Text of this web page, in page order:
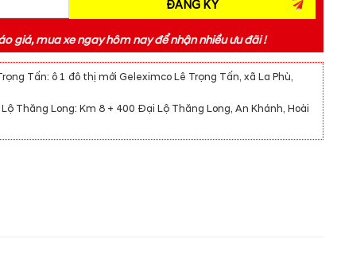
giá, mua xe ngay hôm nay để nhận nhiều ưu đãi !
Tấn: ô 1 đô thị mới Geleximco Lê Trọng Tấn, xã La Phù,
Thăng Long: Km 8 + 400 Đại Lộ Thăng Long, An Khánh, Hoài